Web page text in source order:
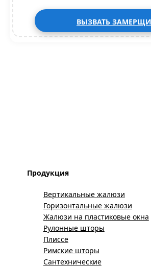
ВЫЗВАТЬ
Продукция
Вертикальные жалюзи
Горизонтальные жалюзи
Жалюзи на пластиковые окна
Рулонные шторы
Плиссе
Римские шторы
Сантехнические